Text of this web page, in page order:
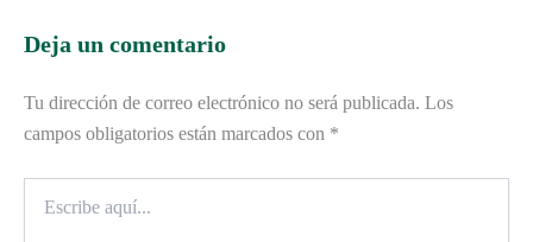
Deja un comentario
Tu dirección de correo electrónico no será publicada. Los
campos obligatorios están marcados con *
aquí...